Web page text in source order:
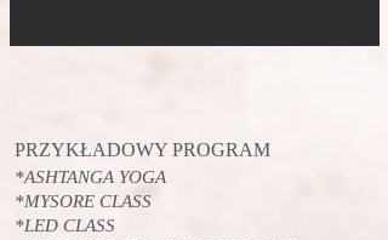
PRZYKŁADOWY PROGRAM
*ASHTANGA YOGA
*MYSORE CLASS
*LED CLASS